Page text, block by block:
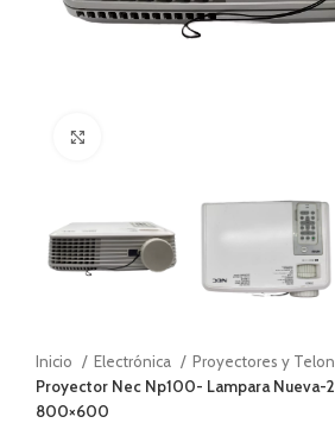
Inicio Electrónica
Proyectores y
Proyector Nec Np100- Lampara
800×600